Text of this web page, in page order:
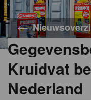
Kruidvat
Nederland
Azouaghe